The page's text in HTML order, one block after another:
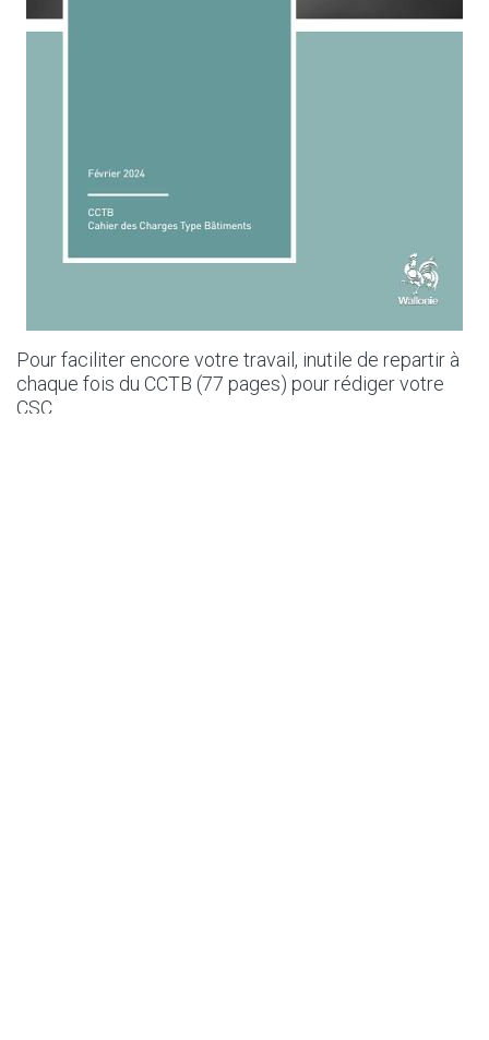
Pour faciliter encore votre travail, inutile de repartir à
chaque fois du CCTB (77 pages) pour rédiger votre
CSC.